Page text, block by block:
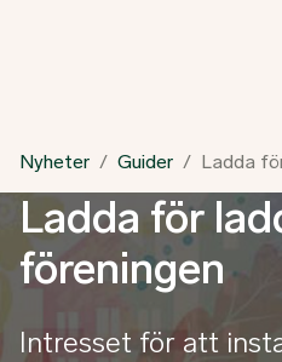
Nyheter Guider Ladda
Ladda för
föreningen
Intresset för att